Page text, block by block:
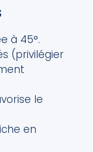
à 45°.
(privilégier
le
en